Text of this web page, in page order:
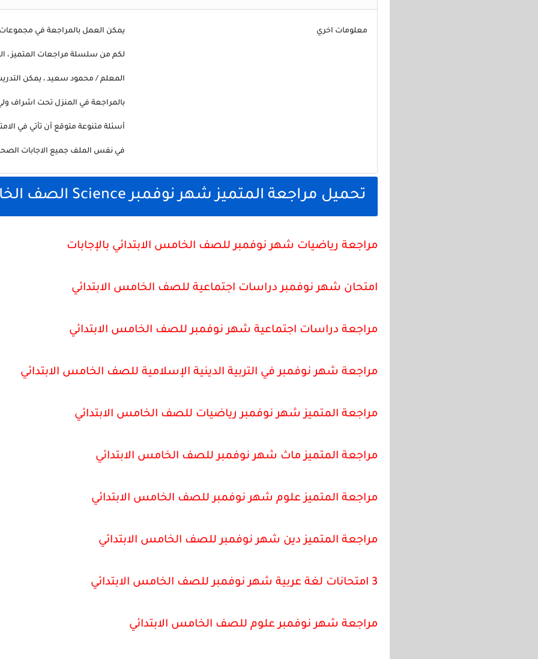
معلومات اخري يمكن العمل بالمراجعة في مجموعات
لكم من سلسلة مراجعات المتميز ،
المعلم / محمود سعيد ، يمكن
بالمراجعة في المنزل تحت اشراف ولي
أسئلة متنوعة متوقع أن تأتي في
في نفس الملف جميع الاجابات
تحميل مراجعة المتميز شهر نوفمبر Science الصف الخامس الابتدائي
مراجعة رياضيات شهر نوفمبر للصف الخامس الابتدائي بالإجابات
امتحان شهر نوفمبر دراسات اجتماعية للصف الخامس الابتدائي
مراجعة دراسات اجتماعية شهر نوفمبر للصف الخامس الابتدائي
مراجعة شهر نوفمبر في التربية الدينية الإسلامية للصف الخامس الابتدائي
مراجعة المتميز شهر نوفمبر رياضيات للصف الخامس الابتدائي
مراجعة المتميز ماث شهر نوفمبر للصف الخامس الابتدائي
مراجعة المتميز علوم شهر نوفمبر للصف الخامس الابتدائي
مراجعة المتميز دين شهر نوفمبر للصف الخامس الابتدائي
3 امتحانات لغة عربية شهر نوفمبر للصف الخامس الابتدائي
مراجعة شهر نوفمبر علوم للصف الخامس الابتدائي